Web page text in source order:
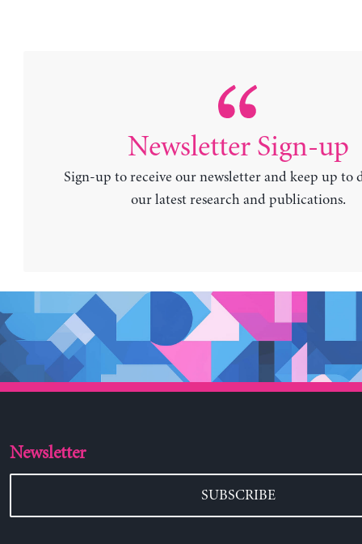
Newsletter Sign-up
Sign-up to receive our newsletter and keep up to
our latest research and publications.
Newsletter
SUBSCRIBE